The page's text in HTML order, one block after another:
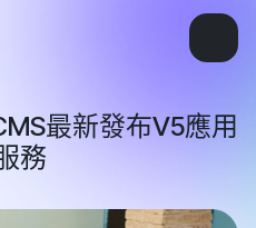
最新發布V5應用
務